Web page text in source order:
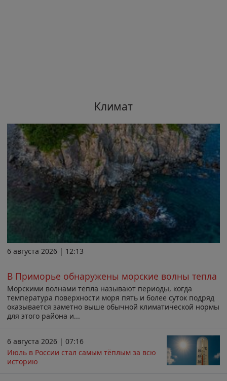
Климат
6 августа 2026 | 12:13
В Приморье обнаружены морские волны тепла
Морскими волнами тепла называют периоды, когда
температура поверхности моря пять и более суток подряд
оказывается заметно выше обычной климатической нормы
для этого района и...
6 августа 2026 | 07:16
Июль в России стал самым тёплым за всю
историю